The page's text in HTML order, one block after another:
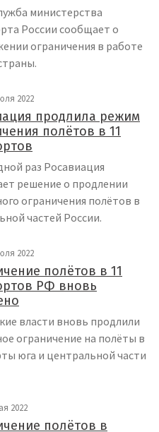
министерства
России сообщает о
ограничения в работе
2022
продлила режим
полётов в 11
раз Росавиация
решение о продлении
ограничения полётов в
частей России.
2022
полётов в 11
РФ вновь
власти вновь продлили
ограничение на полёты в
юга и центральной части
2022
полётов в